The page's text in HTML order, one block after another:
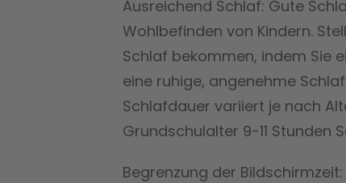
Ausreichend Schlaf: Gute
Wohlbefinden von Kindern.
Schlaf bekommen, indem Sie
eine ruhige, angenehme
Schlafdauer variiert je nach
Grundschulalter 9-11 Stunden
Begrenzung der